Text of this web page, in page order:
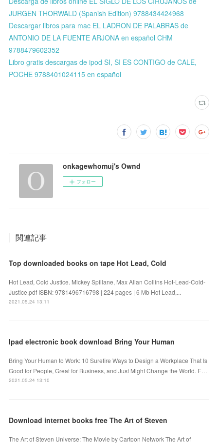
JURGEN THORWALD (Spanish Edition) 9788434424968
Descargar libros para mac EL LADRON DE PALABRAS de
ANTONIO DE LA FUENTE ARJONA en español CHM
9788479602352
Libro gratis descargas de ipod SI, SI ES CONTIGO de CALE,
POCHE 9788401024115 en español
onkagewhomuj's Ownd
フォロー
関連記事
Top downloaded books on tape Hot Lead, Cold
Hot Lead, Cold Justice. Mickey Spillane, Max Allan Collins Hot-Lead-Cold-
Justice.pdf ISBN: 9781496716798 | 224 pages | 6 Mb Hot Lead,...
2021.05.24 13:11
Ipad electronic book download Bring Your Human
Bring Your Human to Work: 10 Surefire Ways to Design a Workplace That Is
Good for People, Great for Business, and Just Might Change the World. E…
2021.05.24 13:10
Download internet books free The Art of Steven
The Art of Steven Universe: The Movie by Cartoon Network The Art of